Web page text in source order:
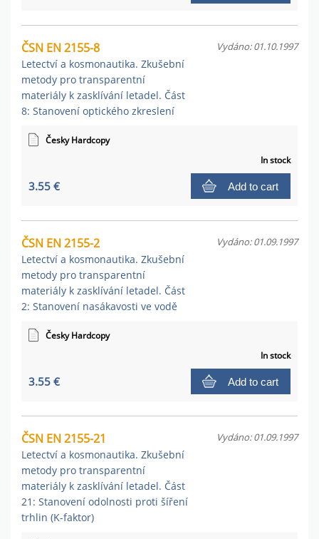
ČSN EN 2155-8
Letectví a kosmonautika. Zkušební
metody pro transparentní
materiály k zasklívání letadel. Část
8: Stanovení optického zkreslení
Vydáno: 01.10.1997
Česky Hardcopy
In stock
3.55 € Add to cart
ČSN EN 2155-2
Letectví a kosmonautika. Zkušební
metody pro transparentní
materiály k zasklívání letadel. Část
2: Stanovení nasákavosti ve vodě
Vydáno: 01.09.1997
Česky Hardcopy
In stock
3.55 € Add to cart
ČSN EN 2155-21
Letectví a kosmonautika. Zkušební
metody pro transparentní
materiály k zasklívání letadel. Část
21: Stanovení odolnosti proti šíření
trhlin (K-faktor)
Vydáno: 01.09.1997